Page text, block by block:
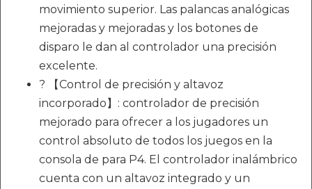
movimiento superior. Las palancas analógicas
mejoradas y mejoradas y los botones de
disparo le dan al controlador una precisión
excelente.
? 【Control de precisión y altavoz
incorporado】: controlador de precisión
mejorado para ofrecer a los jugadores un
control absoluto de todos los juegos en la
consola de para P4. El controlador inalámbrico
cuenta con un altavoz integrado y un